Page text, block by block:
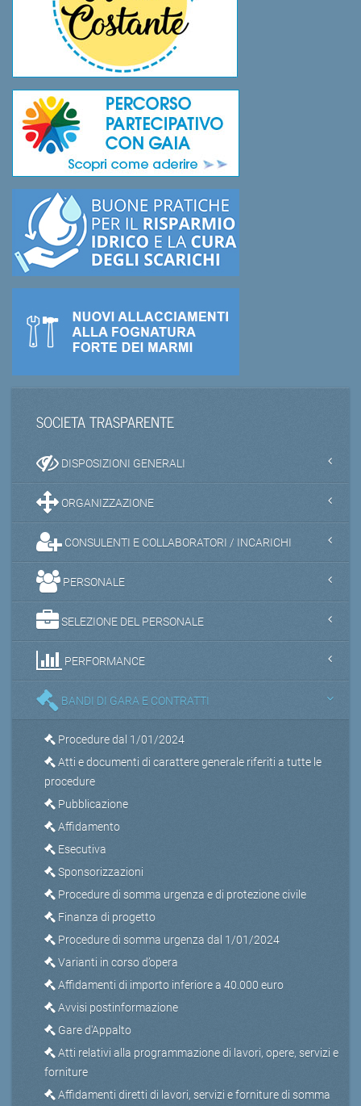
SOCIETA TRASPARENTE
DISPOSIZIONI GENERALI
ORGANIZZAZIONE
CONSULENTI E COLLABORATORI / INCARICHI
PERSONALE
SELEZIONE DEL PERSONALE
PERFORMANCE
BANDI DI GARA E CONTRATTI
Procedure dal 1/01/2024
Atti e documenti di carattere generale riferiti a tutte le
procedure
Pubblicazione
Affidamento
Esecutiva
Sponsorizzazioni
Procedure di somma urgenza e di protezione civile
Finanza di progetto
Procedure di somma urgenza dal 1/01/2024
Varianti in corso d’opera
Affidamenti di importo inferiore a 40.000 euro
Avvisi postinformazione
Gare d'Appalto
Atti relativi alla programmazione di lavori, opere, servizi e
forniture
Affidamenti diretti di lavori, servizi e forniture di somma